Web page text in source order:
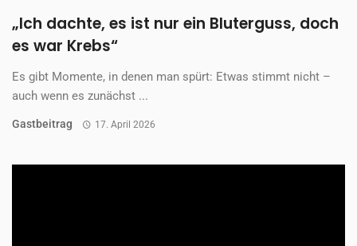
„Ich dachte, es ist nur ein Bluterguss, doch
es war Krebs“
Es gibt Momente, in denen man spürt: Etwas stimmt nicht –
auch wenn es zunächst ...
Gastbeitrag 17. April 2026